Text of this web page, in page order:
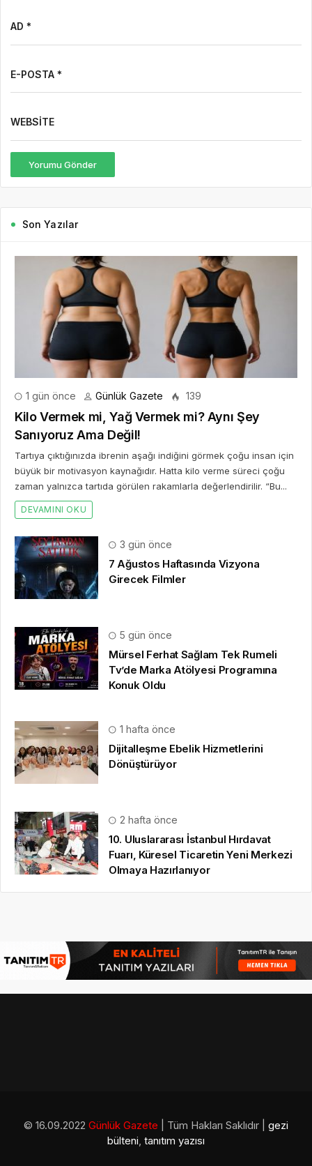
AD *
E-POSTA *
WEBSITE
Yorumu Gönder
Son Yazılar
1 gün önce Günlük Gazete 139
Kilo Vermek mi, Yağ Vermek mi? Aynı Şey
Sanıyoruz Ama Değil!
Tartıya çıktığınızda ibrenin aşağı indiğini görmek çoğu insan için
büyük bir motivasyon kaynağıdır. Hatta kilo verme süreci çoğu
zaman yalnızca tartıda görülen rakamlarla değerlendirilir. “Bu...
DEVAMINI OKU
3 gün önce
7 Ağustos Haftasında Vizyona
Girecek Filmler
5 gün önce
Mürsel Ferhat Sağlam Tek Rumeli
Tv’de Marka Atölyesi Programına
Konuk Oldu
1 hafta önce
Dijitalleşme Ebelik Hizmetlerini
Dönüştürüyor
2 hafta önce
10. Uluslararası İstanbul Hırdavat
Fuarı, Küresel Ticaretin Yeni Merkezi
Olmaya Hazırlanıyor
© 16.09.2022 Günlük Gazete | Tüm Hakları Saklıdır | gezi
bülteni, tanıtım yazısı